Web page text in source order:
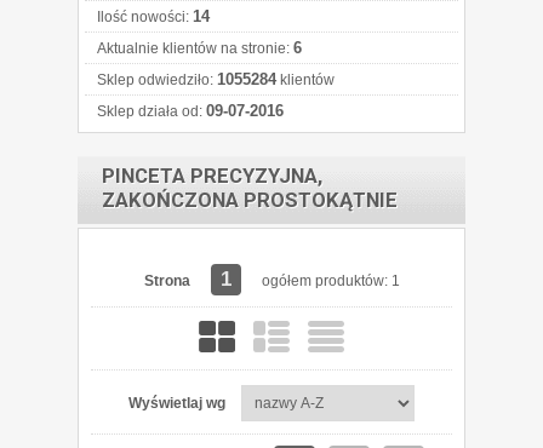
Ilość nowości: 14
Aktualnie klientów na stronie: 6
Sklep odwiedziło: 1055284klientów
Sklep działa od: 09-07-2016
PINCETA PRECYZYJNA,
ZAKOŃCZONA PROSTOKĄTNIE
Strona 1 ogółem produktów: 1
Wyświetlaj wg